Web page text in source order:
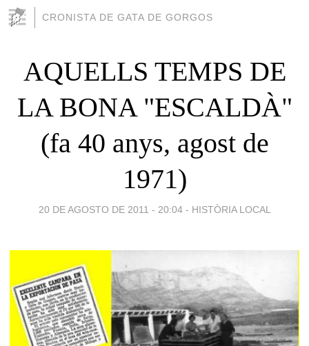
CRONISTA DE GATA DE GORGOS
AQUELLS TEMPS DE
LA BONA "ESCALDÀ"
(fa 40 anys, agost de
1971)
20 DE AGOSTO DE 2011 - 20:04 - HISTÒRIA LOCAL